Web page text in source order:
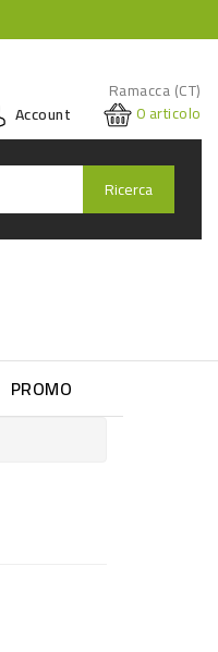
Ramacca (CT)
Account
0articolo
Ricerca
PROMO